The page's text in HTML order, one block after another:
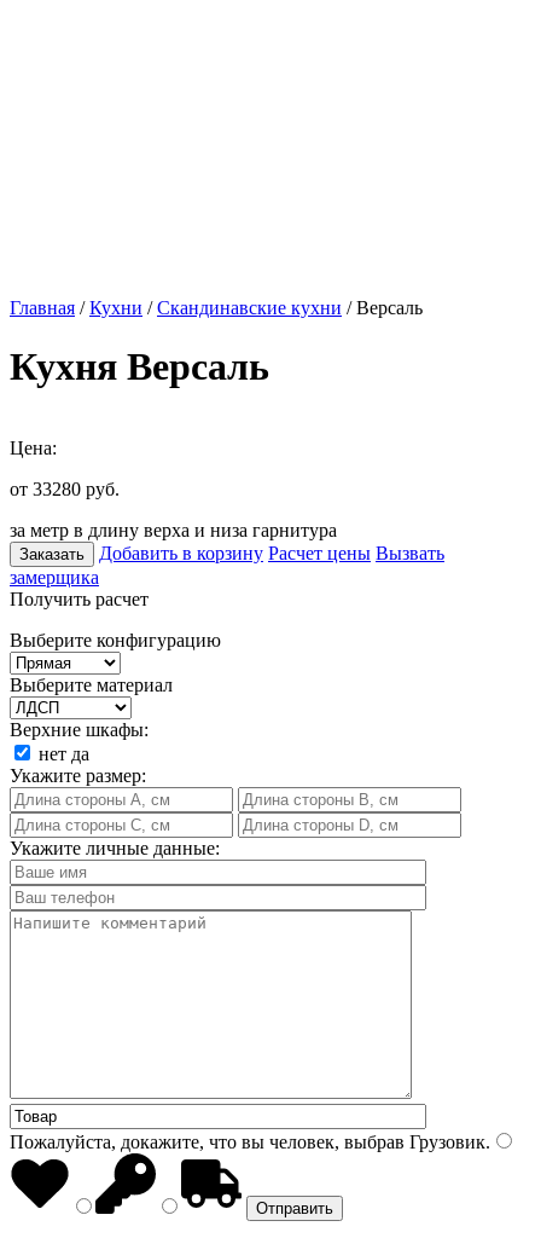
Главная /Кухни /Скандинавские кухни / Версаль
Кухня Версаль
Цена:
от 33280 руб.
за метр в длину верха и низа гарнитура
Заказать Добавить в корзину Расчет цены Вызвать
замерщика
Получить расчет
Выберите конфигурацию
Выберите материал
Верхние шкафы:
нет да
Укажите размер:
Укажите личные данные:
Пожалуйста, докажите, что вы человек, выбрав Грузовик.